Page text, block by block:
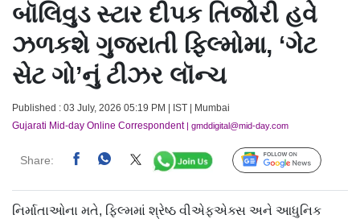
બૉલિવુડ સ્ટાર દીપક તિજોરી હવે
ઝળકશે ગુજરાતી ફિલ્મોમા, ‘ગેટ
સેટ ગો’નું ટીઝર લૉન્ચ
Published : 03 July, 2026 05:19 PM | IST | Mumbai
Gujarati Mid-day Online Correspondent| gmddigital@mid-day.com
Share: Follow Us
નિર્માતાઓના મતે, ફિલ્મમાં શ્રેષ્ઠ વીએફએક્સ અને આધુનિક